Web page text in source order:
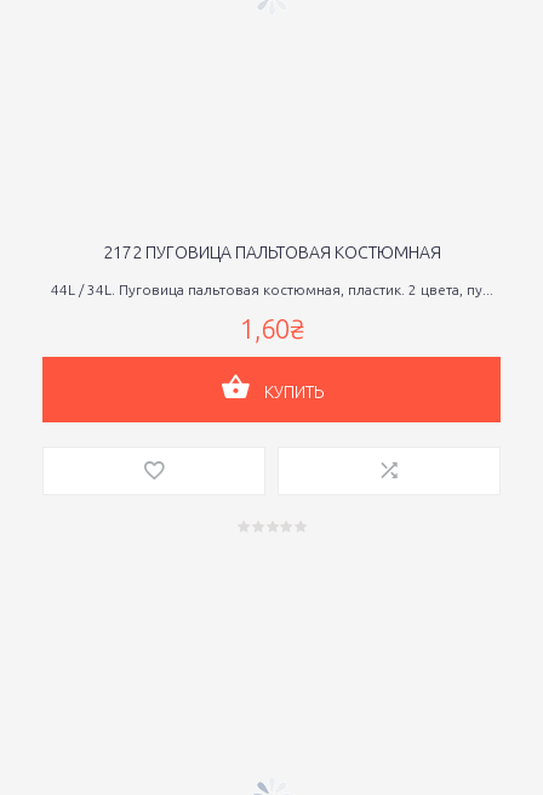
2172 ПУГОВИЦА ПАЛЬТОВАЯ КОСТЮМНАЯ
44L / 34L. Пуговица пальтовая костюмная, пластик. 2 цвета, пу...
1,60₴
КУПИТЬ